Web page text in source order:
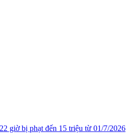
giờ bị phạt đến 15 triệu từ 01/7/2026